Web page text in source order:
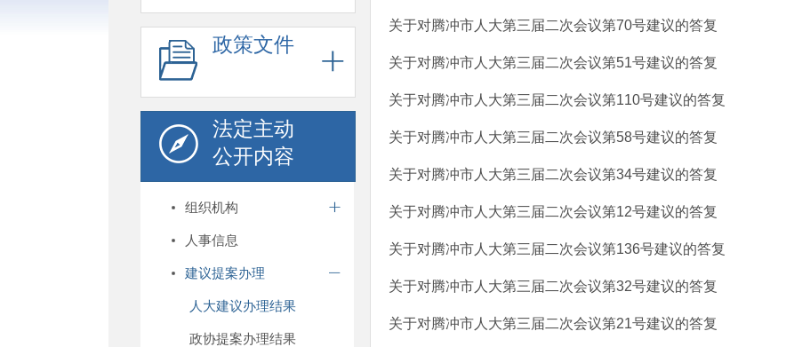
政策文件
法定主动
公开内容
组织机构
人事信息
建议提案办理
人大建议办理结果
政协提案办理结果
关于对腾冲市人大第三届二次会议第70号建议的答复
关于对腾冲市人大第三届二次会议第51号建议的答复
关于对腾冲市人大第三届二次会议第110号建议的答复
关于对腾冲市人大第三届二次会议第58号建议的答复
关于对腾冲市人大第三届二次会议第34号建议的答复
关于对腾冲市人大第三届二次会议第12号建议的答复
关于对腾冲市人大第三届二次会议第136号建议的答复
关于对腾冲市人大第三届二次会议第32号建议的答复
关于对腾冲市人大第三届二次会议第21号建议的答复